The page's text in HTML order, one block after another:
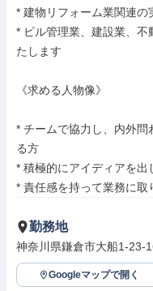
* 建物リフォーム業関連の
* ビル管理業、建設業、
たします
《求める人物像》
* チームで協力し、内外
る方
* 積極的にアイディアを出
* 責任感を持って業務に取
勤務地
神奈川県鎌倉市大船1-23-
Googleマップで開く